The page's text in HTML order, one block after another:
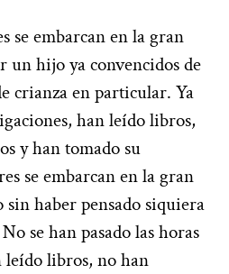
se embarcan en la gran
un hijo ya convencidos de
crianza en particular. Ya
han leído libros,
y han tomado su
se embarcan en la gran
haber pensado siquiera
se han pasado las horas
leído libros, no han